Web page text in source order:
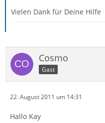
Vielen Dank für Deine Hilfe
Cosmo
Gast
22. August 2011 um 14:31
Hallo Kay